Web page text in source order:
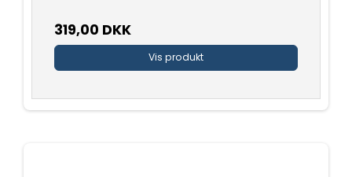
319,00 DKK
Vis produkt